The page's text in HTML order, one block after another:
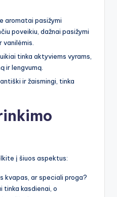
aromatai pasižymi
poveikiu, dažnai pasižymi
vanilėmis.
tinka aktyviems vyrams,
ir lengvumą.
ir žaismingi, tinka
į šiuos aspektus:
kvapas, ar speciali proga?
tinka kasdienai, o